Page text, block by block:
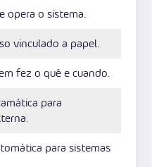
opera o sistema.
vinculado a papel.
fez o quê e cuando.
para
para sistemas